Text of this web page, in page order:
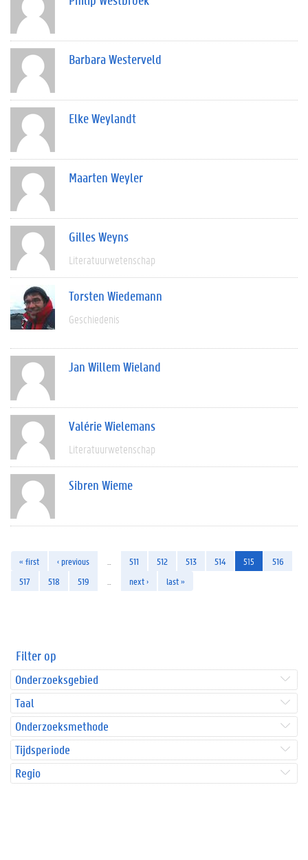
Barbara Westerveld
Elke Weylandt
Maarten Weyler
Gilles Weyns
Literatuurwetenschap
Torsten Wiedemann
Geschiedenis
Jan Willem Wieland
Valérie Wielemans
Literatuurwetenschap
Sibren Wieme
« first ‹ previous 511 512 513 514 515
516
517
518 519 next › last »
Filter op
Onderzoeksgebied
Taal
Onderzoeksmethode
Tijdsperiode
Regio